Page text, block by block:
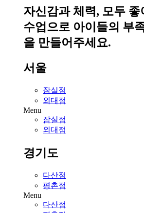
자신감과 체력, 모두
수업으로 아이들의 부
을 만들어주세요.
서울
잠실점
외대점
Menu
잠실점
외대점
경기도
다산점
평촌점
Menu
다산점